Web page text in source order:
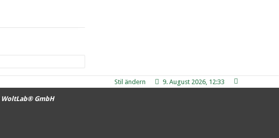
9. August 2026, 12:33
Stil ändern
WoltLab® GmbH